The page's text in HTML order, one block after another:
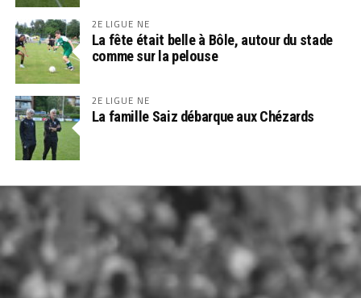
2E LIGUE NE
La fête était belle à Bôle, autour du stade
comme sur la pelouse
2E LIGUE NE
La famille Saiz débarque aux Chézards